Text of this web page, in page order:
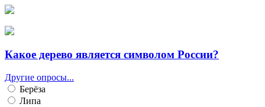
Какое дерево является символом России?
Другие опросы...
Берёза
Липа